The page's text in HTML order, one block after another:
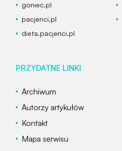
goniec.pl
pacjenci.pl
dieta.pacjenci.pl
PRZYDATNE LINKI
Archiwum
Autorzy artykułów
Kontakt
Mapa serwisu